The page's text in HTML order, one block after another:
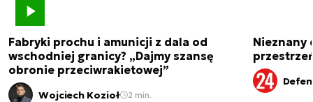
Fabryki prochu i amunicji z dala od
wschodniej granicy? „Dajmy szansę
obronie przeciwrakietowej”
Wojciech Kozioł 2 min.
Nieznany